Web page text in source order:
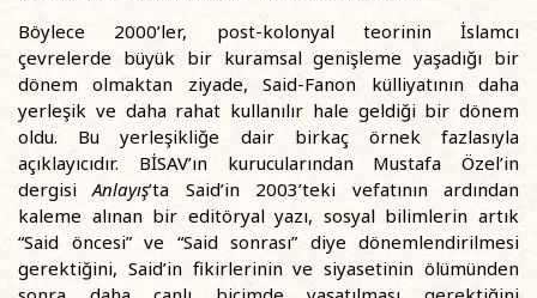
Böylece 2000’ler, post-kolonyal teorinin İslamcı
çevrelerde büyük bir kuramsal genişleme yaşadığı bir
dönem olmaktan ziyade, Said-Fanon külliyatının daha
yerleşik ve daha rahat kullanılır hale geldiği bir dönem
oldu. Bu yerleşikliğe dair birkaç örnek fazlasıyla
açıklayıcıdır. BİSAV’ın kurucularından Mustafa Özel’in
dergisiAnlayış’ta Said’in 2003’teki vefatının ardından
kaleme alınan bir editöryal yazı, sosyal bilimlerin artık
“Said öncesi” ve “Said sonrası” diye dönemlendirilmesi
gerektiğini, Said’in fikirlerinin ve siyasetinin ölümünden